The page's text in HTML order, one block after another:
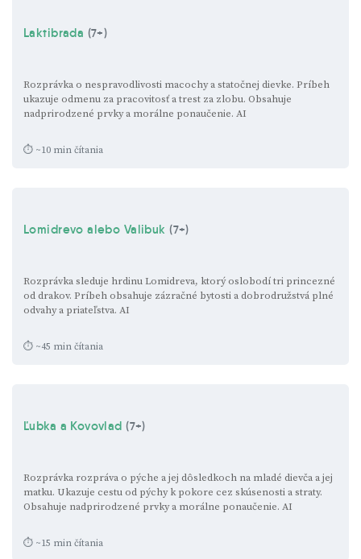
Laktibrada (7+)
Rozprávka o nespravodlivosti macochy a statočnej dievke. Príbeh
ukazuje odmenu za pracovitosť a trest za zlobu. Obsahuje
nadprirodzené prvky a morálne ponaučenie. AI
⏱ ~10 min čítania
Lomidrevo alebo Valibuk(7+)
Rozprávka sleduje hrdinu Lomidreva, ktorý oslobodí tri princezné
od drakov. Príbeh obsahuje zázračné bytosti a dobrodružstvá plné
odvahy a priateľstva. AI
⏱ ~45 min čítania
Ľubka a Kovovlad(7+)
Rozprávka rozpráva o pýche a jej dôsledkoch na mladé dievča a jej
matku. Ukazuje cestu od pýchy k pokore cez skúsenosti a straty.
Obsahuje nadprirodzené prvky a morálne ponaučenie. AI
⏱ ~15 min čítania